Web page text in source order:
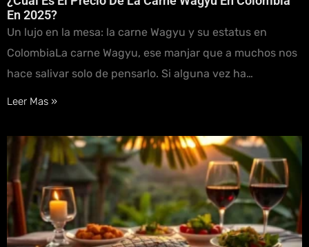
En 2025?
Un lujo en la mesa: la carne Wagyu y su estatus en
ColombiaLa carne Wagyu, ese manjar que a muchos nos
hace salivar solo de pensarlo. Si alguna vez ha…
Leer Mas »